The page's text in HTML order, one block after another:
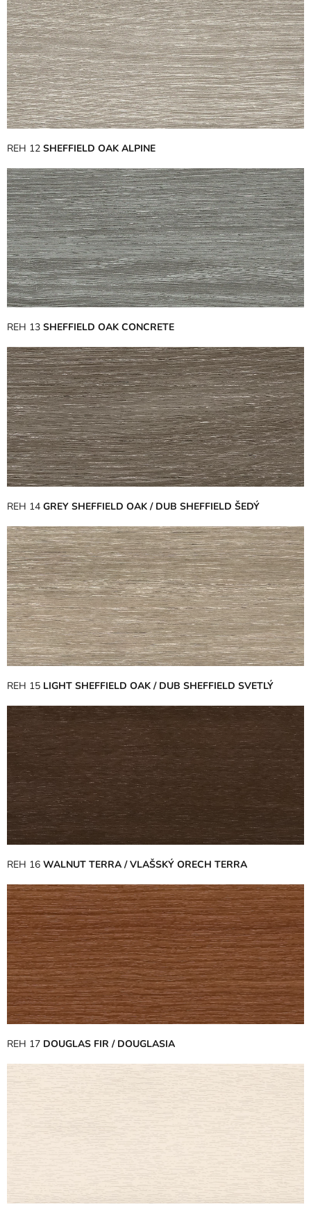
REH 12 SHEFFIELD OAK ALPINE
REH 13 SHEFFIELD OAK CONCRETE
REH 14 GREY SHEFFIELD OAK / DUB SHEFFIELD ŠEDÝ
REH 15 LIGHT SHEFFIELD OAK / DUB SHEFFIELD SVETLÝ
REH 16 WALNUT TERRA / VLAŠSKÝ ORECH TERRA
REH 17 DOUGLAS FIR / DOUGLASIA